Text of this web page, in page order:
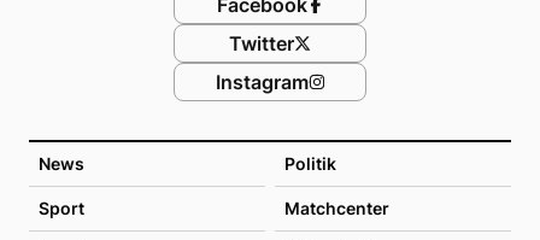
News Politik
Sport Matchcenter
Twitter
Instagram